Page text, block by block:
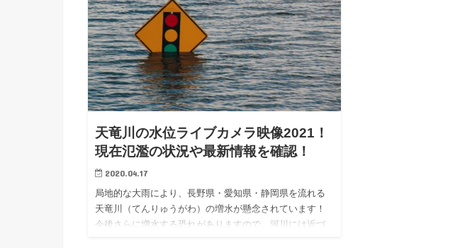
天竜川の水位ライブカメラ映像2021！
現在氾濫の状況や最新情報を確認！
2020.04.17
局地的な大雨により、長野県・愛知県・静岡県を流れる
天竜川（てんりゅうがわ）の増水が懸念されています！
今後さらに増水する恐れがありますので、河川には近づ